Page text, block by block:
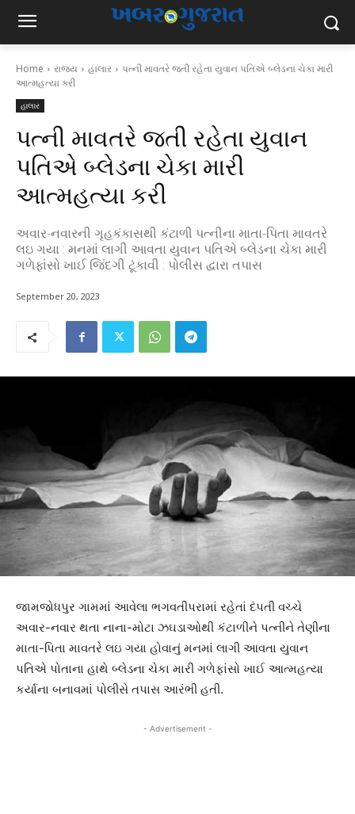
Home રાજ્ય હાલાર
પત્ની માવતરે જતી રહેતા યુવાન પતિએ બ્લેડના ચેકા મારી
આત્મહત્યા કરી
હાલાર
પત્ની માવતરે જતી રહેતા યુવાન
પતિએ બ્લેડના ચેકા મારી
આત્મહત્યા કરી
અવાર-નવારની ગૃહકંકાસથી કંટાળી પત્નીના માતા-પિતા માવતરે
લઇ ગયા : મનમાં લાગી આવતા યુવાન પતિએ બ્લેડના ચેકા મારી
ગળેફાંસો ખાઈ જિંદગી ટૂંકાવી : પોલીસ દ્વારા તપાસ
September 20, 2023
જામજોધપુર ગામમાં આવેલા ભગવતીપરામાં રહેતાં દંપતી વચ્ચે
અવાર-નવાર થતા નાના-મોટા ઝઘડાઓથી કંટાળીને પત્નીને તેણીના
માતા-પિતા માવતરે લઇ ગયા હોવાનું મનમાં લાગી આવતા યુવાન
પતિએ પોતાના હાથે બ્લેડના ચેકા મારી ગળેફાંસો ખાઈ આત્મહત્યા
કર્યાના બનાવમાં પોલીસે તપાસ આરંભી હતી.
- Advertisement -